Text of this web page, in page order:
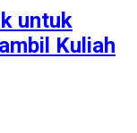
untuk
Kuliah